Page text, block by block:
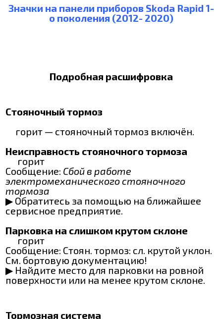
Значки на панели приборов Skoda Rapid 1-
о поколения (2012- 2020)
Подробная расшифровка
Стояночный тормоз
горит — стояночный тормоз включён.
Неисправность стояночного тормоза
горит
Сообщение: Сбой в работе
электромеханического стояночного
тормоза
▶ Обратитесь за помощью на ближайшее
сервисное предприятие.
Парковка на слишком крутом склоне
горит
Сообщение: Стоян. тормоз: сл. крутой уклон.
См. бортовую документацию!
▶ Найдите место для парковки на ровной
поверхности или на менее крутом склоне.
Тормозная система